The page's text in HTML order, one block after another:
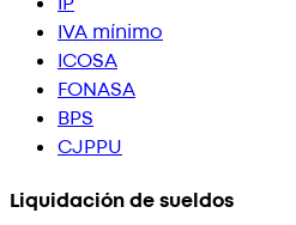
IVA mínimo
ICOSA
FONASA
BPS
CJPPU
Liquidación de sueldos